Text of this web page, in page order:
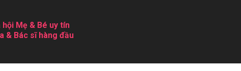
Mẹ & Bé uy tín
& Bác sĩ hàng đầu